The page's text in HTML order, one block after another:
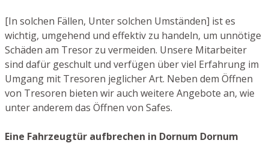
[In solchen Fällen, Unter solchen Umständen] ist es
wichtig, umgehend und effektiv zu handeln, um unnötige
Schäden am Tresor zu vermeiden. Unsere Mitarbeiter
sind dafür geschult und verfügen über viel Erfahrung im
Umgang mit Tresoren jeglicher Art. Neben dem Öffnen
von Tresoren bieten wir auch weitere Angebote an, wie
unter anderem das Öffnen von Safes.
Eine Fahrzeugtür aufbrechen in Dornum Dornum